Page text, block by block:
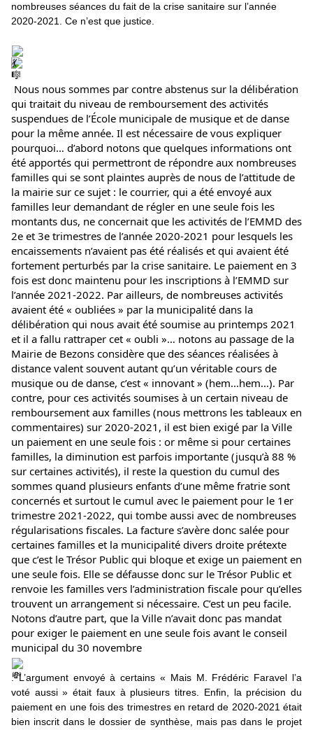
nombreuses séances du fait de la crise sanitaire sur l’année
2020-2021. Ce n’est que justice.
qui traitait du niveau de remboursement des activités
suspendues de l’École municipale de musique et de danse
pour la même année. Il est nécessaire de vous expliquer
pourquoi… d’abord notons que quelques informations ont
été apportés qui permettront de répondre aux nombreuses
familles qui se sont plaintes auprès de nous de l’attitude de
la mairie sur ce sujet : le courrier, qui a été envoyé aux
familles leur demandant de régler en une seule fois les
montants dus, ne concernait que les activités de l’EMMD des
2e et 3e trimestres de l’année 2020-2021 pour lesquels les
encaissements n’avaient pas été réalisés et qui avaient été
fortement perturbés par la crise sanitaire. Le paiement en 3
fois est donc maintenu pour les inscriptions à l’EMMD sur
l’année 2021-2022. Par ailleurs, de nombreuses activités
avaient été « oubliées » par la municipalité dans la
délibération qui nous avait été soumise au printemps 2021
et il a fallu rattraper cet « oubli »… notons au passage de la
Mairie de Bezons considère que des séances réalisées à
distance valent souvent autant qu’un véritable cours de
musique ou de danse, c’est « innovant » (hem...hem...). Par
contre, pour ces activités soumises à un certain niveau de
remboursement aux familles (nous mettrons les tableaux en
commentaires) sur 2020-2021, il est bien exigé par la Ville
un paiement en une seule fois : or même si pour certaines
familles, la diminution est parfois importante (jusqu’à 88 %
sur certaines activités), il reste la question du cumul des
sommes quand plusieurs enfants d’une même fratrie sont
concernés et surtout le cumul avec le paiement pour le 1er
trimestre 2021-2022, qui tombe aussi avec de nombreuses
régularisations fiscales. La facture s’avère donc salée pour
certaines familles et la municipalité divers droite prétexte
que c’est le Trésor Public qui bloque et exige un paiement en
une seule fois. Elle se défausse donc sur le Trésor Public et
renvoie les familles vers l’administration fiscale pour qu’elles
trouvent un arrangement si nécessaire. C’est un peu facile.
Notons d’autre part, que la Ville n’avait donc pas mandat
pour exiger le paiement en une seule fois avant le conseil
municipal du 30 novembre
. L’argument envoyé à certains « Mais M. Frédéric Faravel l’a
voté aussi » était faux à plusieurs titres. Enfin, la précision du
paiement en une fois des trimestres en retard de 2020-2021 était
bien inscrit dans le dossier de synthèse, mais pas dans le projet